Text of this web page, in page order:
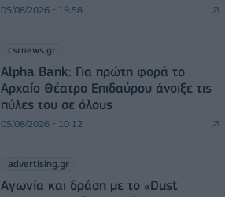
05/08/2026 - 19:58
csrnews.gr
Alpha Bank: Για πρώτη φορά το
Αρχαίο Θέατρο Επιδαύρου άνοιξε τις
πύλες του σε όλους
05/08/2026 - 10:12
advertising.gr
Αγωνία και δράση με το «Dust